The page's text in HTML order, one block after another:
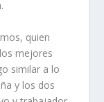
quien
mejores
similar a lo
y los dos